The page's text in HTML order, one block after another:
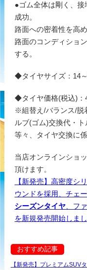
●ゴム全体は剛く、
成功。
路面への密着性を高
路面のコンディショ
する。
◆タイヤサイズ：14
◆タイヤ価格(税込)：
※組替え/バランス/脱
ルブ(ゴム)交換代・
等々、タイヤ交換に
当店オンラインショ
頂けます。
【新発売】高密度シ
ウンドを採用、チェ
シーズンタイヤ、フ
を新規発売開始しまし
おすすめ記事
【新発売】プレミアムSUV